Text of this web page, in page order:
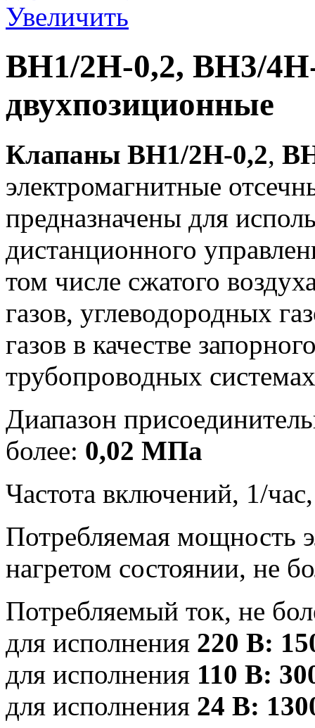
Увеличить
ВН1/2Н-0,2, ВН3/
двухпозиционные
Клапаны ВН1/2Н-0,2,
электромагнитные
предназначены для
дистанционного
том числе сжатого
газов, углеводородных
газов в качестве
трубопроводных
Диапазон
более: 0,02 МПа
Частота включений, 1/
Потребляемая мощность
нагретом состоянии, не
Потребляемый ток, не
для исполнения 220 В:
для исполнения 110 В:
для исполнения 24 В: